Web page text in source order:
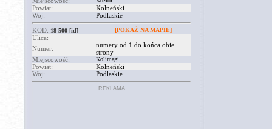
Powiat:
Kolneński
Woj:
Podlaskie
KOD: 18-500 [id] [POKAŻ NA MAPIE]
Ulica:
Numer:
numery od 1 do końca obie
strony
Miejscowość:
Kolimagi
Powiat:
Kolneński
Woj:
Podlaskie
REKLAMA